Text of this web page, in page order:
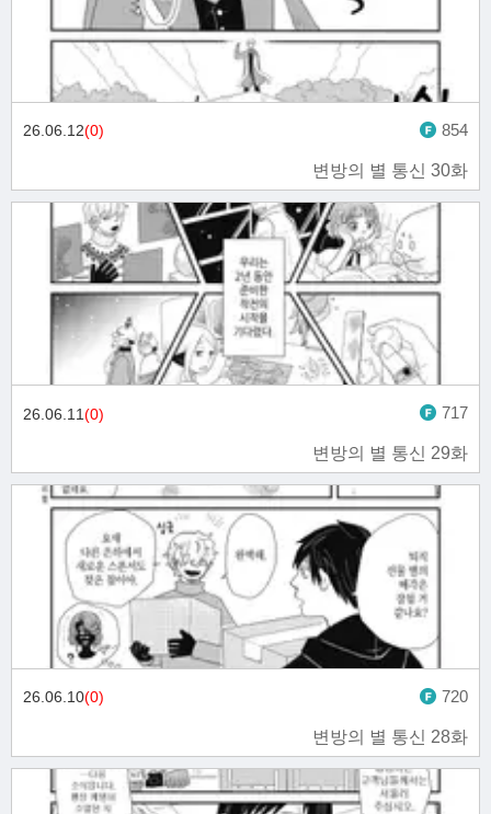
변방의 별 통신 30화
26.06.12(0) 854
변방의 별 통신 29화
26.06.11(0) 717
변방의 별 통신 28화
26.06.10(0) 720